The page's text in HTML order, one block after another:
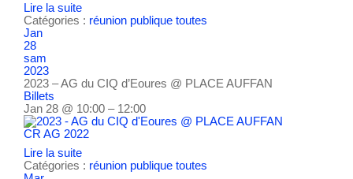
Lire la suite
Catégories : réunion publique toutes
Jan
28
sam
2023
2023 – AG du CIQ d’Eoures @ PLACE AUFFAN
Billets
Jan 28 @ 10:00 – 12:00
CR AG 2022
Lire la suite
Catégories : réunion publique toutes